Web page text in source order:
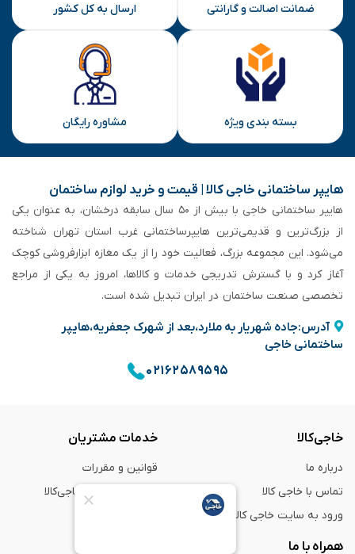
ضمانت اصالت و گارانتی ارسال به کل کشور
بسته بندی ویژه مشاوره رایگان
هایپر ساختمانی خاجی‌ کالا | قیمت و خرید لوازم ساختمان
هایپر ساختمانی خاجی‌ با بیش از ۵۰ سال سابقه‌ درخشان، به عنوان یکی
از بزرگ‌ترین و قدیمی‌ترین هایپرساختمانی‌ غرب استان تهران شناخته
می‌شود. این مجموعه بزرگ، فعالیت خود را از یک مغازه ابزارفروشی کوچک
آغاز کرد و با گسترش تدریجی خدمات و کالاها، امروز به یکی از مراجع
تخصصی صنعت ساختمان در ایران تبدیل شده است.
آدرس:جاده شهریار به ملارد،بعد از شهرک جعفریه،هایپر
ساختمانی خاجی
۰۲۱۶۲۵۸۹۵۹۵
خاجی‌کالا
درباره ما
تماس با خاجی کالا
ورود به سایت خاجی‌ کالا
خدمات مشتریان
قوانین و مقررات
راهنمای خرید از خاجی‌کالا
همراه با ما